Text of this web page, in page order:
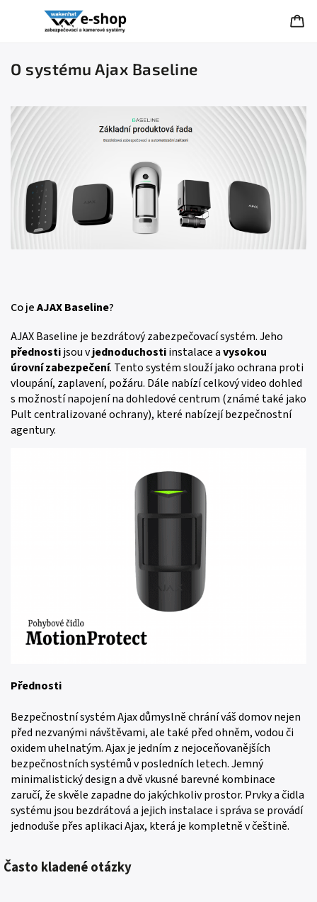
O systému Ajax Baseline
Co jeAJAX Baseline?
AJAX Baseline je bezdrátový zabezpečovací systém. Jeho
přednostijsou vjednoduchostiinstalace avysokou
úrovnízabezpečení. Tento systém slouží jako ochrana proti
vloupání, zaplavení, požáru. Dále nabízí celkový video dohled
s možností napojení na dohledové centrum (známé také jako
Pult centralizované ochrany), které nabízejí bezpečnostní
agentury.
Přednosti
Bezpečnostní systém Ajax důmyslně chrání váš domov nejen
před nezvanými návštěvami, ale také před ohněm, vodou či
oxidem uhelnatým. Ajax je jedním z nejoceňovanějších
bezpečnostních systémů v posledních letech. Jemný
minimalistický design a dvě vkusné barevné kombinace
zaručí, že skvěle zapadne do jakýchkoliv prostor. Prvky a čidla
systému jsou bezdrátová a jejich instalace i správa se provádí
jednoduše přes aplikaci Ajax, která je kompletně v češtině.
Často kladené otázky